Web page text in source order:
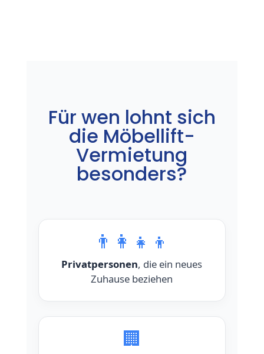
Für wen lohnt sich
die Möbellift-
Vermietung
besonders?
👨‍👩‍👧‍👦
Privatpersonen, die ein neues
Zuhause beziehen
🏢